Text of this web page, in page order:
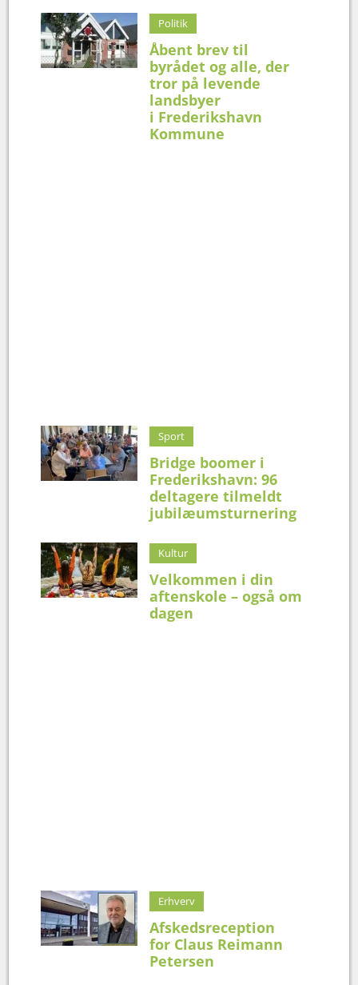
Politik
Åbent brev til
byrådet og alle, der
tror på levende
landsbyer
i Frederikshavn
Kommune
Sport
Bridge boomer i
Frederikshavn: 96
deltagere tilmeldt
jubilæumsturnering
Kultur
Velkommen i din
aftenskole – også om
dagen
Erhverv
Afskedsreception
for Claus Reimann
Petersen